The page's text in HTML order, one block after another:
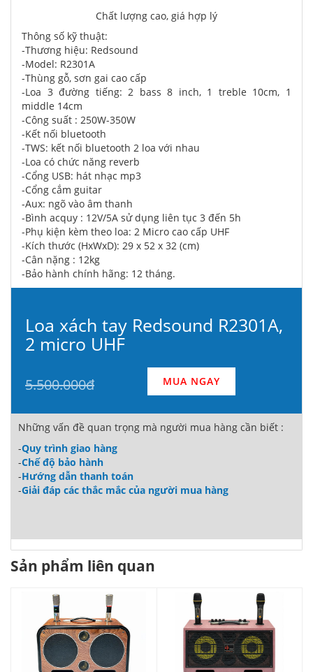
Chất lượng cao, giá hợp lý
Thông số kỹ thuật:
-Thương hiệu: Redsound
-Model: R2301A
-Thùng gỗ, sơn gai cao cấp
-Loa 3 đường tiếng: 2 bass 8 inch, 1 treble 10cm, 1
middle 14cm
-Công suất : 250W-350W
-Kết nối bluetooth
-TWS: kết nối bluetooth 2 loa với nhau
-Loa có chức năng reverb
-Cổng USB: hát nhạc mp3
-Cổng cắm guitar
-Aux: ngõ vào âm thanh
-Bình acquy : 12V/5A sử dụng liên tục 3 đến 5h
-Phụ kiện kèm theo loa: 2 Micro cao cấp UHF
-Kích thước (HxWxD): 29 x 52 x 32 (cm)
-Cân nặng : 12kg
-Bảo hành chính hãng: 12 tháng.
Loa xách tay Redsound R2301A,
2 micro UHF
5.500.000đ MUA NGAY
Những vấn đề quan trọng mà người mua hàng cần biết :
-Quy trình giao hàng
-Chế độ bảo hành
-Hướng dẫn thanh toán
-Giải đáp các thắc mắc của người mua hàng
Sản phẩm liên quan